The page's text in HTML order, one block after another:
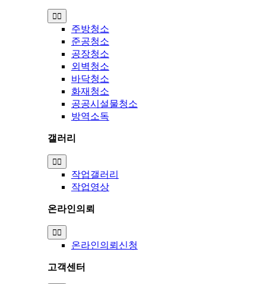
Toggle
Navigation
주방청소
준공청소
공장청소
외벽청소
바닥청소
화재청소
공공시설물청소
방역소독
갤러리
Toggle
Navigation
작업갤러리
작업영상
온라인의뢰
Toggle
Navigation
온라인의뢰신청
고객센터